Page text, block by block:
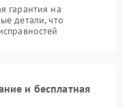
гарантия на
детали, что
и бесплатная